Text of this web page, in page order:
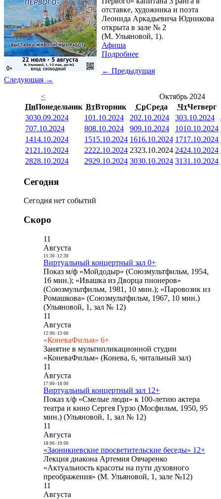
отставке, художника и поэта
Леонида Аркадьевича Юдникова
открыта в зале № 2
(М. Ульяновой, 1).
Афиша
Подробнее
← Предыдущая
Следующая →
<
Октябрь 2024
ПнПонедельник ВтВторник СрСреда ЧтЧетверг
3030.09.2024 101.10.2024 202.10.2024 303.10.2024
707.10.2024 808.10.2024 909.10.2024 1010.10.2024
1414.10.2024 1515.10.2024 1616.10.2024 1717.10.2024
21 21.10.2024 2222.10.2024 2323.10.2024 2424.10.2024
2828.10.2024 2929.10.2024 3030.10.2024 3131.10.2024
Сегодня
Сегодня нет событий
Скоро
11
Августа
11:30- 12:30
Виртуальный концертный зал 0+
Показ м/ф «Мойдодыр» (Союзмультфильм, 1954,
16 мин.); «Ивашка из Дворца пионеров»
(Союзмультфильм, 1981, 10 мин.); «Паровозик из
Ромашкова» (Союзмультфильм, 1967, 10 мин.)
(Ульяновой, 1, зал № 12)
11
Августа
12:00- 13:00
«КоневаФильм» 6+
Занятие в мультипликационной студии
«КоневаФильм» (Конева, 6, читальный зал)
11
Августа
17:00- 18:00
Виртуальный концертный зал 12+
Показ х/ф «Смелые люди» к 100-летию актера
театра и кино Сергея Гурзо (Мосфильм, 1950, 95
мин.) (Ульяновой, 1, зал № 12)
11
Августа
18:00- 19:00
«Заоникиевские просветительские беседы» 12+
Лекция диакона Артемия Овчаренко
«Актуальность красоты на пути духовного
преображения» (М. Ульяновой, 1, зале №12)
11
Августа